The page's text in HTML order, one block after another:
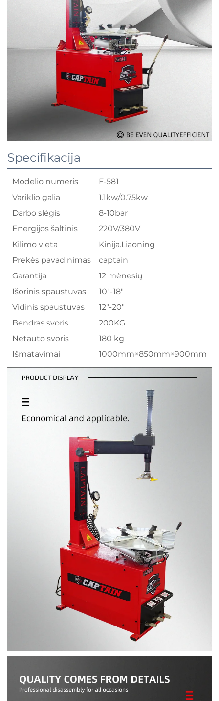
Specifikacija
Modelio numeris
F-581
Variklio galia
1.1kw/0.75kw
Darbo slėgis
8-10bar
Energijos šaltinis
220V/380V
Kilimo vieta
Kinija.Liaoning
Prekės pavadinimas
captain
Garantija
12 mėnesių
Išorinis spaustuvas
10"-18"
Vidinis spaustuvas
12"-20"
Bendras svoris
200KG
Netauto svoris
180 kg
Išmatavimai
1000mm×850mm×900mm